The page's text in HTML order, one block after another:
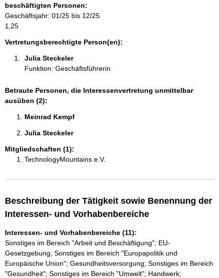
i
o
n
e
beschäftigten Personen:
Geschäftsjahr: 01/25 bis 12/25
1,25
Vertretungsberechtigte Person(en):
Julia Steckeler
Funktion: Geschäftsführerin
Betraute Personen, die Interessenvertretung unmittelbar
ausüben (2):
Meinrad Kempf
Julia Steckeler
Mitgliedschaften (1):
TechnologyMountains e.V.
Beschreibung der Tätigkeit sowie Benennung der
Interessen- und Vorhabenbereiche
Interessen- und Vorhabenbereiche (11):
Sonstiges im Bereich "Arbeit und Beschäftigung"; EU-
Gesetzgebung; Sonstiges im Bereich "Europapolitik und
Europäische Union"; Gesundheitsversorgung; Sonstiges im Bereich
"Gesundheit"; Sonstiges im Bereich "Umwelt"; Handwerk;